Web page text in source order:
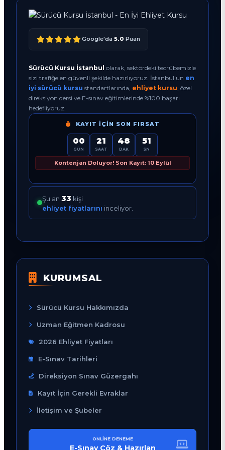
Google'da 5.0 Puan
Sürücü Kursu İstanbul olarak, sektördeki tecrübemizle
sizi trafiğe en güvenli şekilde hazırlıyoruz. İstanbul'un en
iyi sürücü kursu standartlarında, ehliyet kursu , özel
direksiyon dersi ve E-sınav eğitimlerinde %100 başarı
hedefliyoruz.
KAYIT İÇIN SON FIRSAT
00
GÜN
21
SAAT
48
DAK
50
SN
Kontenjan Doluyor! Son Kayıt: 10 Eylül
Şu an 33 kişi
ehliyet fiyatlarını inceliyor.
KURUMSAL
Sürücü Kursu Hakkımızda
Uzman Eğitmen Kadrosu
2026 Ehliyet Fiyatları
E-Sınav Tarihleri
Direksiyon Sınav Güzergahı
Kayıt İçin Gerekli Evraklar
İletişim ve Şubeler
ONLINE DENEME
E-Sınav Çöz & Hazırlan